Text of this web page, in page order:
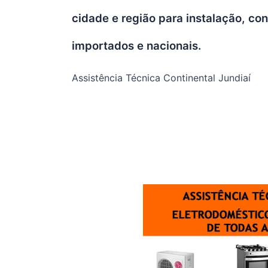
cidade e região para instalação,
importados e nacionais.
Assistência Técnica Continental Jundiaí